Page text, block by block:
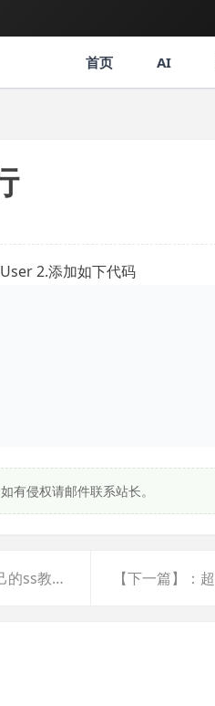
首页 AI
2.添加如下代码
有侵权请邮件联系站长。
【上一篇】：转载 | 手把手教你vps搭建属于自己的ss教程，开始科学上网吧 【下一篇】：